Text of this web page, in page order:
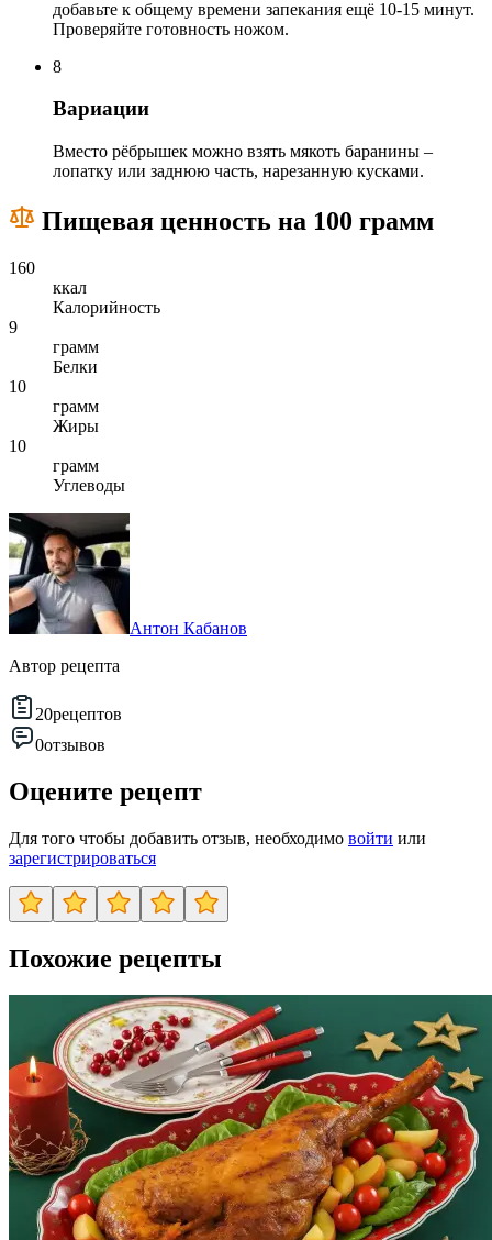
добавьте к общему времени запекания ещё 10-15 минут.
Проверяйте готовность ножом.
8
Вариации
Вместо рёбрышек можно взять мякоть баранины –
лопатку или заднюю часть, нарезанную кусками.
Пищевая ценность на 100 грамм
160
ккал
Калорийность
9
грамм
Белки
10
грамм
Жиры
10
грамм
Углеводы
Антон Кабанов
Автор рецепта
20рецептов
0отзывов
Оцените рецепт
Для того чтобы добавить отзыв, необходимо войти или
зарегистрироваться
Похожие рецепты